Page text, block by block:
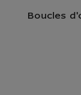
Boucles